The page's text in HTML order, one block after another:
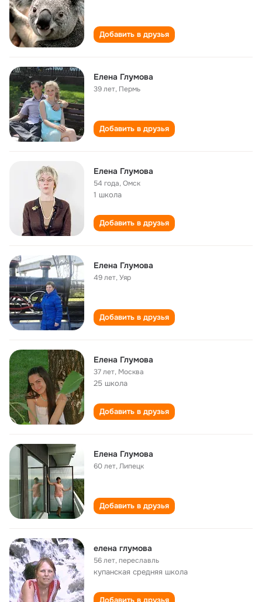
Добавить в друзья
Елена Глумова
39 лет, Пермь
Добавить в друзья
Елена Глумова
54 года,Омск
1 школа
Добавить в друзья
Елена Глумова
49 лет,Уяр
Добавить в друзья
Елена Глумова
37 лет, Москва
25 школа
Добавить в друзья
Елена Глумова
60 лет,Липецк
Добавить в друзья
елена глумова
56 лет,переславль
купанская cредняя школа
Добавить в друзья